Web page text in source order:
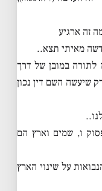
זה ארגיע
מאיתי תצא..
לתורה במובן של דרך
שיעשה השם דין נכון
ו, שמים וארץ הם
על שינוי הארץ